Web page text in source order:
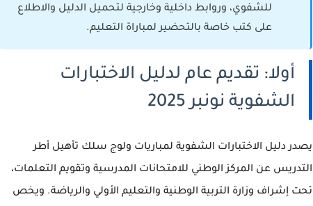
للشفوي، وروابط داخلية وخارجية لتحميل الدليل والاطلاع
على كتب خاصة بالتحضير لمباراة التعليم.
أولا: تقديم عام لدليل الاختبارات
الشفوية نونبر 2025
يصدردليل الاختبارات الشفوية لمباريات ولوج سلك تأهيل أطر
التدريس عن المركز الوطني للامتحانات المدرسية وتقويم التعلمات،
تحت إشراف وزارة التربية الوطنية والتعليم الأولي والرياضة. ويخص